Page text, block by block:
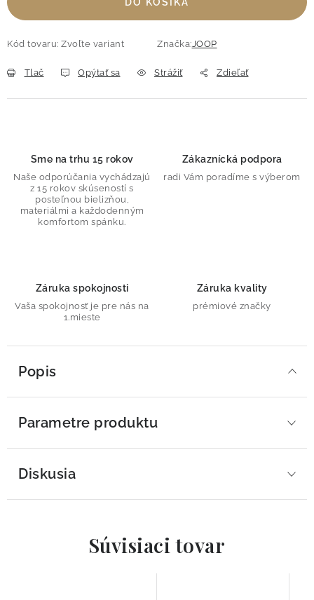
Kód tovaru: Zvoľte variant Značka:JOOP
Tlač Opýtať sa Strážiť Zdieľať
Sme na trhu 15 rokov
Naše odporúčania vychádzajú
z 15 rokov skúseností s
posteľnou bielizňou,
materiálmi a každodenným
komfortom spánku.
Zákaznícká podpora
radi Vám poradíme s výberom
Záruka spokojnosti
Vaša spokojnosť je pre nás na
1.mieste
Záruka kvality
prémiové značky
Popis
Parametre produktu
Diskusia
Súvisiaci tovar